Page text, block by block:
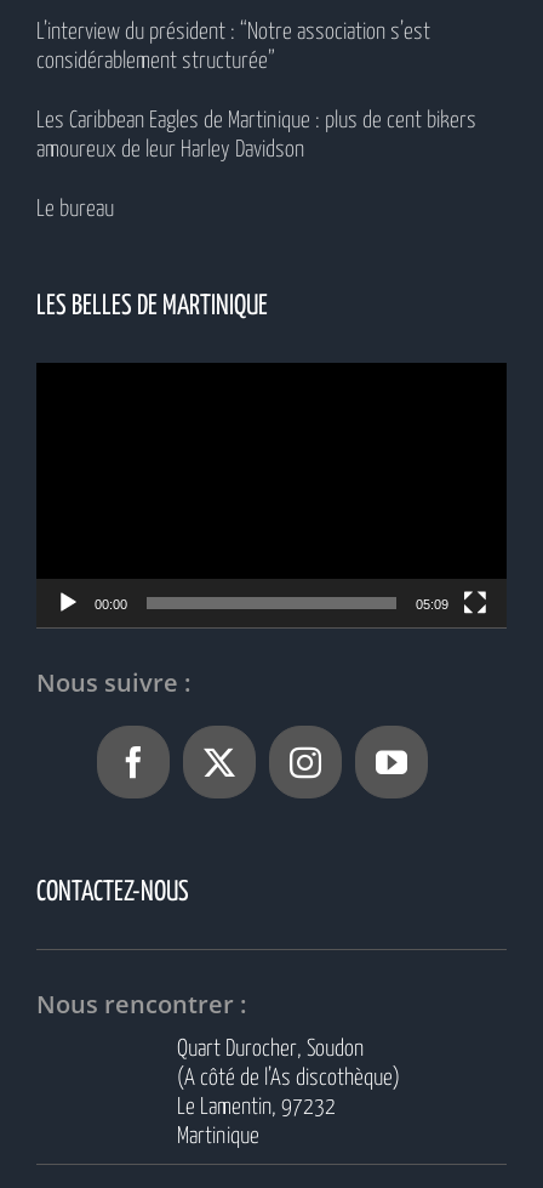
L’interview du président : “Notre association s’est
considérablement structurée”
Les Caribbean Eagles de Martinique : plus de cent bikers
amoureux de leur Harley Davidson
Le bureau
LES BELLES DE MARTINIQUE
00:00 05:09
Nous suivre :
CONTACTEZ-NOUS
Nous rencontrer :
Quart Durocher, Soudon
(A côté de l’As discothèque)
Le Lamentin, 97232
Martinique